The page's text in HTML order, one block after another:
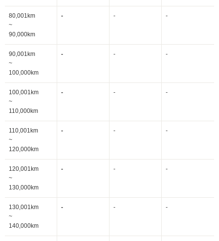
80,001km
~
90,000km
- - -
90,001km
~
100,000km
- - -
100,001km
~
110,000km
- - -
110,001km
~
120,000km
- - -
120,001km
~
130,000km
- - -
130,001km
~
140,000km
- - -